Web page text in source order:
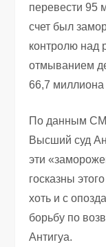
перевести 95
счет был
контролю над
отмыванием
66,7 миллиона
По данным
Высший суд
эти
госказны
хоть и с
борьбу по
Антигуа.